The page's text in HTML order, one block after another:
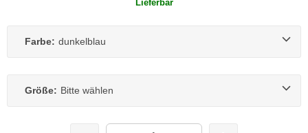
Lieferbar
Farbe: dunkelblau
Größe: Bitte wählen